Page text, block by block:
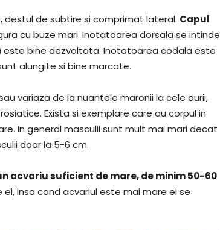
de subtire si comprimat lateral. Capul
cu buze mari. Inotatoarea dorsala se intinde
este bine dezvoltata. Inotatoarea codala este
alungite si bine marcate.
variaza de la nuantele maronii la cele aurii,
Exista si exemplare care au corpul in
In general masculii sunt mult mai mari decat
doar la 5-6 cm.
acvariu suficient de mare, de minim 50-60
insa cand acvariul este mai mare ei se